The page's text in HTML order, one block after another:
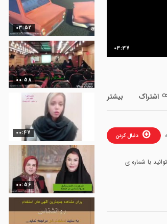
03:37
اشتراک بیشتر
دنبال کردن
با شماره ی
03:52
00:58
00:47
00:56